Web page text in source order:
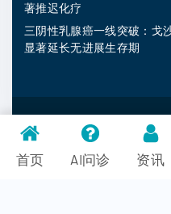
著推迟化疗
三阴性乳腺癌一线突破：戈
显著延长无进展生存期
首页 AI问诊 资讯